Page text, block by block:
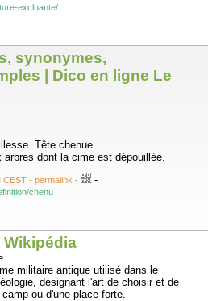
excluante/
synonymes,
| Dico en ligne Le
Tête chenue.
dont la cime est dépouillée.
CEST - permalink - -
chenu
militaire antique utilisé dans le
désignant l'art de choisir et de
ou d'une place forte.